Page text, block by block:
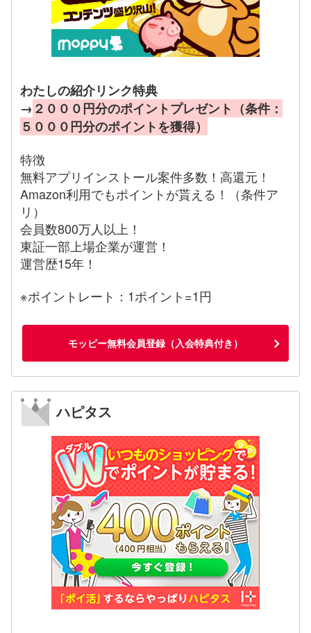
わたしの紹介リンク特典
→ ２０００円分のポイントプレゼント（条件：
５０００円分のポイントを獲得）
特徴
無料アプリインストール案件多数！高還元！
Amazon利用でもポイントが貰える！（条件ア
リ）
会員数800万人以上！
東証一部上場企業が運営！
運営歴15年！
※ポイントレート：1ポイント=1円
モッピー無料会員登録（入会特典付き）
ハピタス